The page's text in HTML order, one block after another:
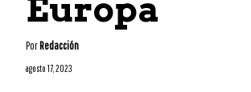
Europa
PorRedacción
agosto 17, 2023